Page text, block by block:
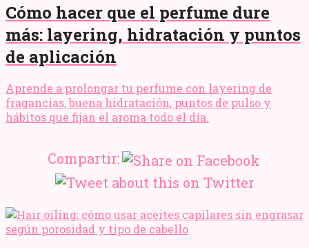
Cómo hacer que el perfume dure
más: layering, hidratación y puntos
de aplicación
Aprende a prolongar tu perfume con layering de
fragancias, buena hidratación, puntos de pulso y
hábitos que fijan el aroma todo el día.
Compartir: